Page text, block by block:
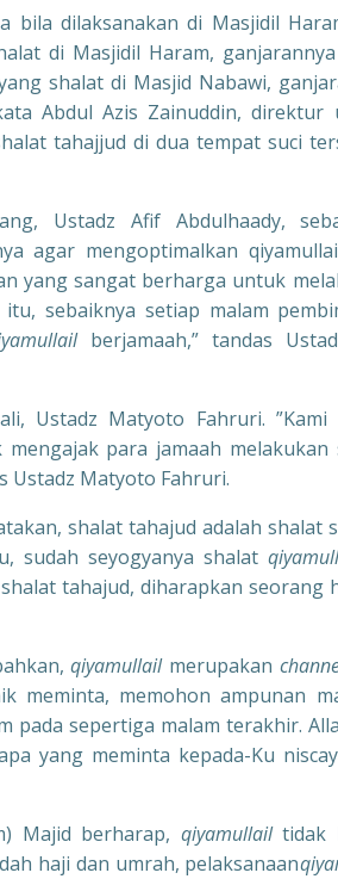
dilaksanakan di Masjidil
di Masjidil Haram,
shalat di Masjid Nabawi,
Abdul Azis Zainuddin, direktur
tahajjud di dua tempat suci
Ustadz Afif Abdulhaady,
agar mengoptimalkan
yang sangat berharga untuk
sebaiknya setiap malam
berjamaah,” tandas
Ustadz Matyoto Fahruri. ”Kami
para jamaah melakukan
Ustadz Matyoto Fahruri.
shalat tahajud adalah shalat
sudah seyogyanya shalat
tahajud, diharapkan seorang
qiyamullailmerupakan
meminta, memohon ampunan
pada sepertiga malam terakhir.
yang meminta kepada-Ku
Majid berharap, qiyamullailtidak
haji dan umrah, pelaksanaan